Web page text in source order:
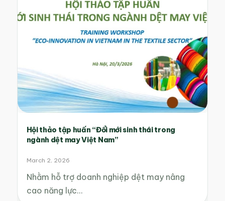
Hội thảo tập huấn “Đổi mới sinh thái trong
ngành dệt may Việt Nam”
March 2, 2026
Nhằm hỗ trợ doanh nghiệp dệt may nâng
cao năng lực…